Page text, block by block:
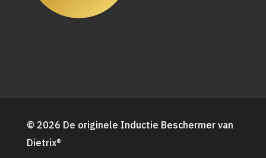
© 2026 De originele Inductie Beschermer van
Dietrix®